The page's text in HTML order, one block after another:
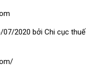
07/2020 bởi Chi cục thuế